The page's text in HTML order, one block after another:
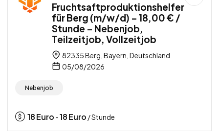
Fruchtsaftproduktionshelfer
für Berg (m/w/d) – 18,00 € /
Stunde – Nebenjob,
Teilzeitjob, Vollzeitjob
82335 Berg, Bayern, Deutschland
05/08/2026
Nebenjob
18Euro -18Euro / Stunde